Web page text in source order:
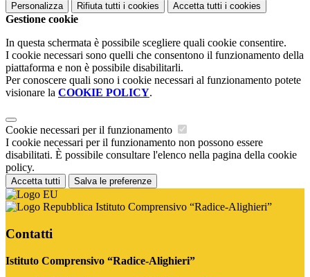
Personalizza Rifiuta tutti i cookies Accetta tutti i cookies
Gestione cookie
In questa schermata è possibile scegliere quali cookie consentire.
I cookie necessari sono quelli che consentono il funzionamento della
piattaforma e non è possibile disabilitarli.
Per conoscere quali sono i cookie necessari al funzionamento potete
visionare la COOKIE POLICY.
Cookie necessari per il funzionamento
I cookie necessari per il funzionamento non possono essere
disabilitati. È possibile consultare l'elenco nella pagina della cookie
policy.
Accetta tutti Salva le preferenze
Istituto Comprensivo “Radice-Alighieri”
Contatti
Istituto Comprensivo “Radice-Alighieri”